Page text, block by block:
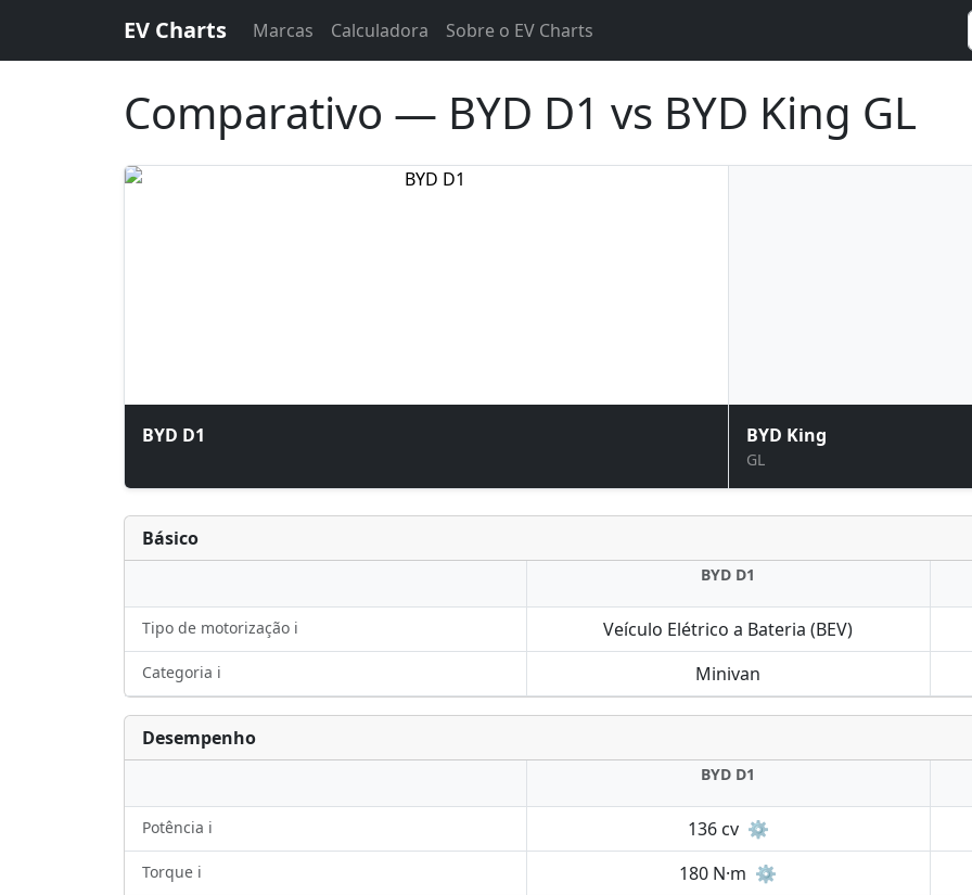
EV Charts Marcas Calculadora Sobre o EV Charts
Comparativo — BYD D1 vs BYD King GL
BYD D1 BYD King
GL
Básico
BYD D1
Tipo de motorização ℹ️
Veículo Elétrico a Bateria (BEV)
Categoria ℹ️ Minivan
Desempenho
BYD D1
Potência ℹ️
136 cv ⚙️
Torque ℹ️ 180 N·m ⚙️